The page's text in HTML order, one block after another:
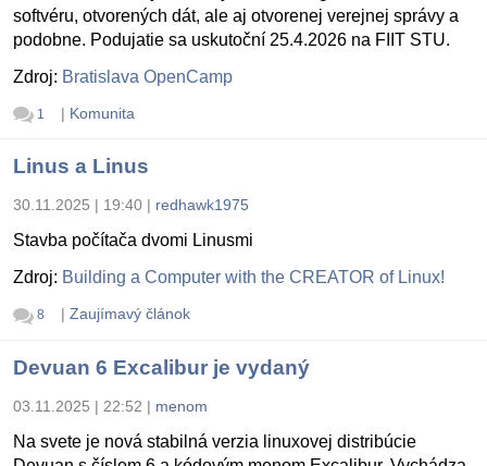
softvéru, otvorených dát, ale aj otvorenej verejnej správy a
podobne. Podujatie sa uskutoční 25.4.2026 na FIIT STU.
Zdroj: Bratislava OpenCamp
1 | Komunita
Linus a Linus
30.11.2025 | 19:40 | redhawk1975
Stavba počítača dvomi Linusmi
Zdroj: Building a Computer with the CREATOR of Linux!
8 | Zaujímavý článok
Devuan 6 Excalibur je vydaný
03.11.2025 | 22:52 | menom
Na svete je nová stabilná verzia linuxovej distribúcie